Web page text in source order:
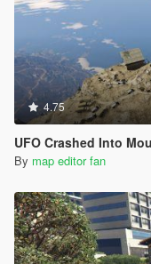
4.75
UFO Crashed Into
By map editor fan